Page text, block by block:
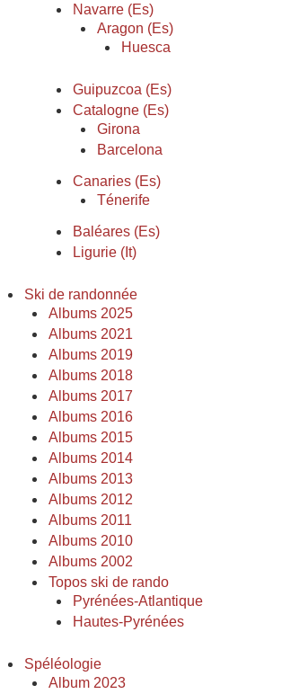
Navarre (Es)
Aragon (Es)
Huesca
Guipuzcoa (Es)
Catalogne (Es)
Girona
Barcelona
Canaries (Es)
Ténerife
Baléares (Es)
Ligurie (It)
Ski de randonnée
Albums 2025
Albums 2021
Albums 2019
Albums 2018
Albums 2017
Albums 2016
Albums 2015
Albums 2014
Albums 2013
Albums 2012
Albums 2011
Albums 2010
Albums 2002
Topos ski de rando
Pyrénées-Atlantique
Hautes-Pyrénées
Spéléologie
Album 2023